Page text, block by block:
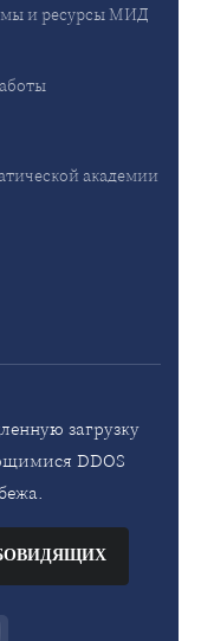
и ресурсы МИД
академии
загрузку
DDOS